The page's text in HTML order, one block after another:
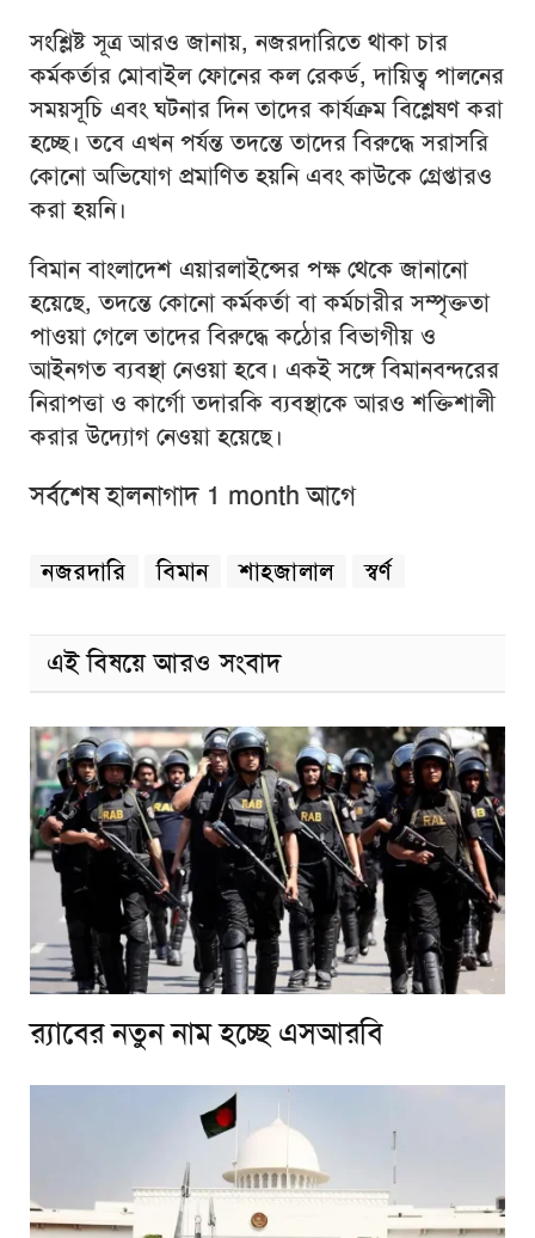
সংশ্লিষ্ট সূত্র আরও জানায়, নজরদারিতে থাকা চার
কর্মকর্তার মোবাইল ফোনের কল রেকর্ড, দায়িত্ব পালনের
সময়সূচি এবং ঘটনার দিন তাদের কার্যক্রম বিশ্লেষণ করা
হচ্ছে। তবে এখন পর্যন্ত তদন্তে তাদের বিরুদ্ধে সরাসরি
কোনো অভিযোগ প্রমাণিত হয়নি এবং কাউকে গ্রেপ্তারও
করা হয়নি।
বিমান বাংলাদেশ এয়ারলাইন্সের পক্ষ থেকে জানানো
হয়েছে, তদন্তে কোনো কর্মকর্তা বা কর্মচারীর সম্পৃক্ততা
পাওয়া গেলে তাদের বিরুদ্ধে কঠোর বিভাগীয় ও
আইনগত ব্যবস্থা নেওয়া হবে। একই সঙ্গে বিমানবন্দরের
নিরাপত্তা ও কার্গো তদারকি ব্যবস্থাকে আরও শক্তিশালী
করার উদ্যোগ নেওয়া হয়েছে।
সর্বশেষ হালনাগাদ 1 month আগে
নজরদারি বিমান শাহজালাল স্বর্ণ
এই বিষয়ে আরও সংবাদ
র‌্যাবের নতুন নাম হচ্ছে এসআরবি